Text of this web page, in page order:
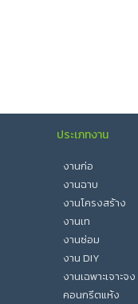
ประเภทงาน
งานก่อ
งานฉาบ
งานโครงสร้าง
งานเท
งานซ่อม
งาน DIY
งานเฉพาะเจาะจง
คอนกรีตแห้ง